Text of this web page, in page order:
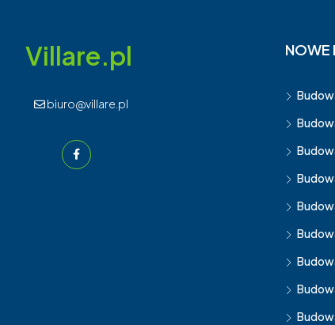
Villare.pl
biuro@villare.pl
NOWE